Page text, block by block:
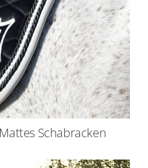
Schabracken